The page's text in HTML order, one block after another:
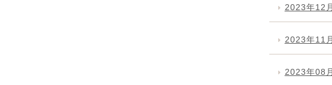
2023年12
2023年11
2023年08